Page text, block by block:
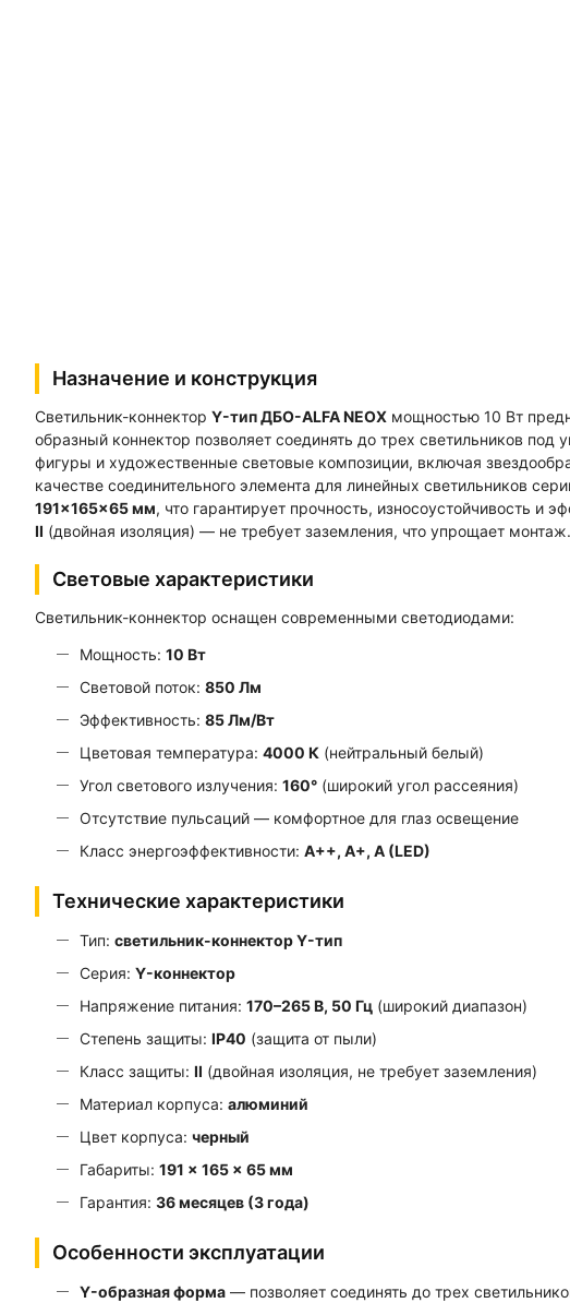
Назначение и конструкция
Светильник-коннектор Y-тип ДБО-ALFA NEOX мощностью 10 Вт
образный коннектор позволяет соединять до трех светильников
фигуры и художественные световые композиции, включая
качестве соединительного элемента для линейных светильников
191×165×65 мм, что гарантирует прочность, износоустойчивость и
II (двойная изоляция) — не требует заземления, что упрощает монтаж.
Световые характеристики
Светильник-коннектор оснащен современными светодиодами:
Мощность: 10 Вт
Световой поток: 850 Лм
Эффективность: 85 Лм/Вт
Цветовая температура: 4000 К (нейтральный белый)
Угол светового излучения: 160° (широкий угол рассеяния)
Отсутствие пульсаций — комфортное для глаз освещение
Класс энергоэффективности: A++, A+, A (LED)
Технические характеристики
Тип: светильник-коннектор Y-тип
Серия: Y-коннектор
Напряжение питания: 170–265 В, 50 Гц (широкий диапазон)
Степень защиты: IP40 (защита от пыли)
Класс защиты: II (двойная изоляция, не требует заземления)
Материал корпуса: алюминий
Цвет корпуса: черный
Габариты: 191 × 165 × 65 мм
Гарантия: 36 месяцев (3 года)
Особенности эксплуатации
Y-образная форма — позволяет соединять до трех